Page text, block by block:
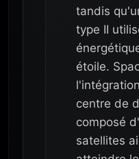
tandis
type II
étoile.
centre de
composé
satellites